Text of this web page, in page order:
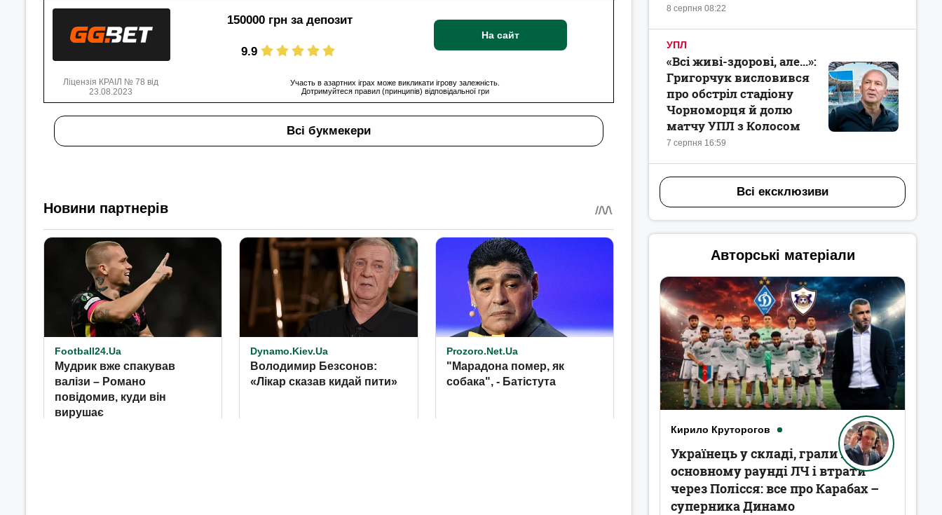
150000 грн за депозит
9.9
На сайт
Ліцензія КРАІЛ № 78 від
23.08.2023
Участь в азартних іграх може викликати ігрову залежність.
Дотримуйтеся правил (принципів) відповідальної гри
Всі букмекери
8 серпня 08:22
УПЛ
7 серпня 16:59
«Всі живі-здорові, але...»:
Григорчук висловився
про обстріл стадіону
Чорноморця й долю
матчу УПЛ з Колосом
Всі ексклюзиви
Авторські матеріали
Кирило Круторогов
Українець у складі, грали в
основному раунді ЛЧ і втрати
через Полісся: все про Карабах –
суперника Динамо